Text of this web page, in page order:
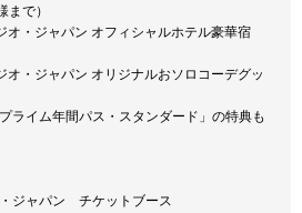
で）
オ・ジャパン オフィシャルホテル豪華宿
オ・ジャパン オリジナルおソロコーデグッ
ライム年間パス・スタンダード」の特典も
ジャパン チケットブース